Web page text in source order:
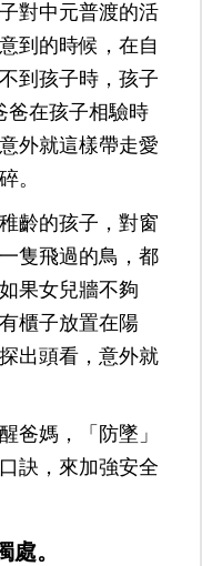
對中元普渡的活
到的時候，在自
到孩子時，孩子
爸在孩子相驗時
外就這樣帶走愛
。
齡的孩子，對窗
隻飛過的鳥，都
果女兒牆不夠
櫃子放置在陽
出頭看，意外就
爸媽，「防墜」
訣，來加強安全
。